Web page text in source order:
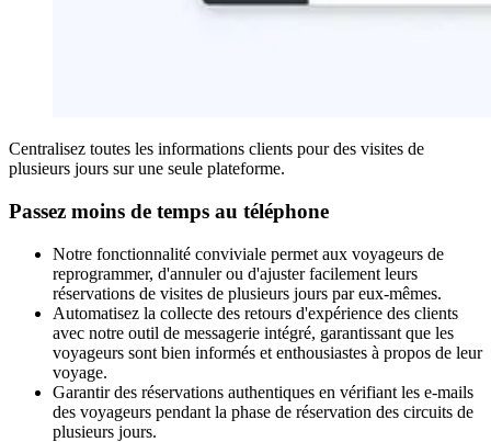
Centralisez toutes les informations clients pour des visites de
plusieurs jours sur une seule plateforme.
Passez moins de temps au téléphone
Notre fonctionnalité conviviale permet aux voyageurs de
reprogrammer, d'annuler ou d'ajuster facilement leurs
réservations de visites de plusieurs jours par eux-mêmes.
Automatisez la collecte des retours d'expérience des clients
avec notre outil de messagerie intégré, garantissant que les
voyageurs sont bien informés et enthousiastes à propos de leur
voyage.
Garantir des réservations authentiques en vérifiant les e-mails
des voyageurs pendant la phase de réservation des circuits de
plusieurs jours.